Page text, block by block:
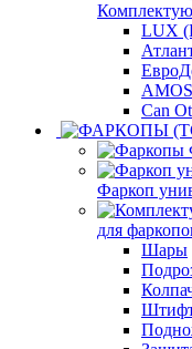
LUX
Can
Фаркоп
для
Шары